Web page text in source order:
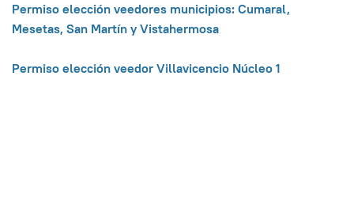
Permiso elección veedores municipios: Cumaral,
Mesetas, San Martín y Vistahermosa
Permiso elección veedor Villavicencio Núcleo 1